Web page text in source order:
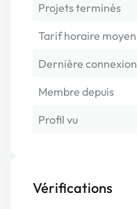
Projets terminés
Tarif horaire moyen
Dernière connexion
Membre depuis
Profil vu
Vérifications